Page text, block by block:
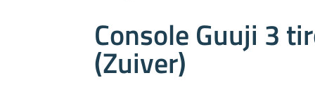
Console Guuji 3
(Zuiver)